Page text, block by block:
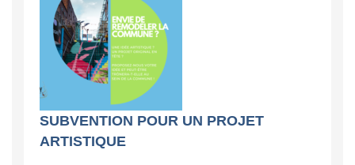
SUBVENTION POUR UN PROJET
ARTISTIQUE